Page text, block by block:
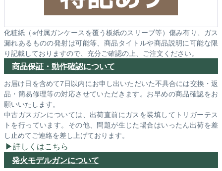
化粧紙（※付属ガンケースを覆う板紙のスリーブ等）傷み有り、ガス
漏れあるものの発射は可能等、商品タイトルや商品説明に可能な限
り記載しておりますので、充分ご確認の上、ご注文ください。
商品保証・動作確認について
お届け日を含めて7日以内にお申し出いただいた不具合には交換・返
品・簡易修理等の対応させていただきます。お早めの商品確認をお
願いいたします。
中古ガスガンについては、出荷直前にガスを装填してトリガーテス
トを行っています。その他、問題が生じた場合はいったん出荷を差
し止めてご連絡を差し上げております。
詳しくはこちら
発火モデルガンについて